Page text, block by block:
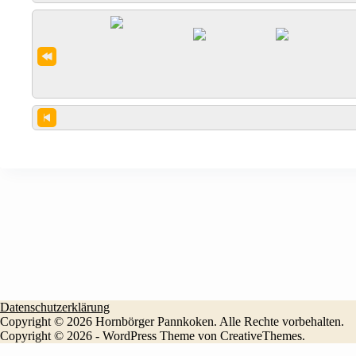
Datenschutzerklärung
Copyright © 2026 Hornbörger Pannkoken. Alle Rechte vorbehalten.
Copyright © 2026 - WordPress Theme von CreativeThemes.